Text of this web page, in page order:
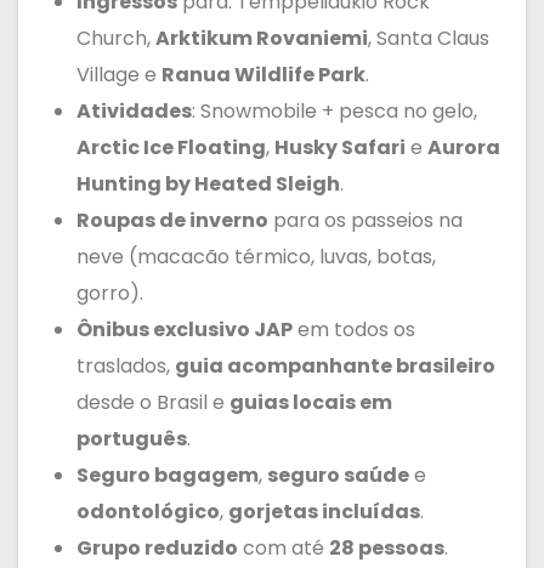
Church,Arktikum Rovaniemi, Santa Claus
Village e Ranua Wildlife Park.
Atividades: Snowmobile + pesca no gelo,
Arctic Ice Floating, Husky Safari e Aurora
Hunting by Heated Sleigh.
Roupas de inverno para os passeios na
neve (macacão térmico, luvas, botas,
gorro).
Ônibus exclusivo JAPem todos os
traslados, guia acompanhante brasileiro
desde o Brasil e guias locais em
português.
Seguro bagagem, seguro saúdee
odontológico, gorjetas incluídas.
Grupo reduzido com até 28 pessoas.